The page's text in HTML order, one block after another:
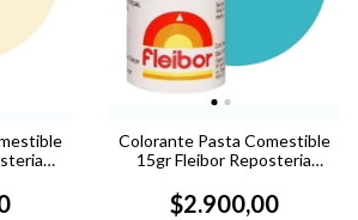
Colorante Pasta Comestible
15gr Fleibor Reposteria
$2.900,00